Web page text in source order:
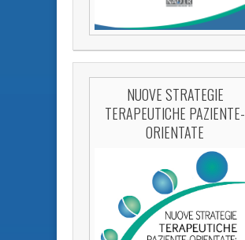
NUOVE STRATEGIE
TERAPEUTICHE PAZIENTE-
ORIENTATE